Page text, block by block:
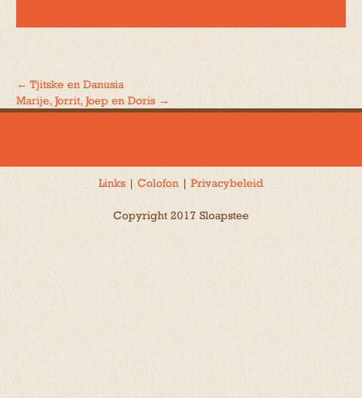
Bericht
← Tjitske en Danusia
Marije, Jorrit, Joep en Doris →
Links | Colofon | Privacybeleid
Copyright 2017 Sloapstee